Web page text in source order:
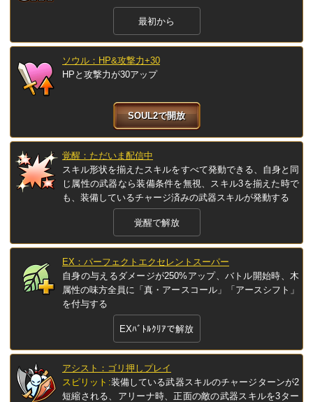
最初から
ソウル：HP&攻撃力+30
HPと攻撃力が30アップ
SOUL2で開放
覚醒：ただいま配信中
スキル形状を揃えたスキルをすべて発動できる、自身と同
じ属性の武器なら装備条件を無視、スキル3を揃えた時で
も、装備しているチャージ済みの武器スキルが発動する
覚醒で解放
EX：パーフェクトエクセレントスーパー
自身の与えるダメージが250%アップ、バトル開始時、木
属性の味方全員に「真・アースコール」「アースシフト」
を付与する
EXﾊﾞﾄﾙｸﾘｱで解放
アシスト：ゴリ押しプレイ
スピリット:装備している武器スキルのチャージターンが2
短縮される、アリーナ時、正面の敵の武器スキルを3ター